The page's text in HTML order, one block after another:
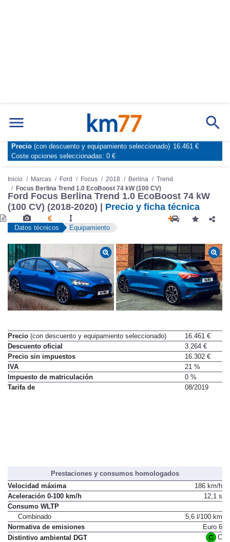
Marcas Comparador de coches
Inicio Marcas Ford Focus 2018 Berlina
Trend
Focus Berlina Trend 1.0 EcoBoost 74 kW (100 CV)
Ford Focus Berlina Trend 1.0 EcoBoost 74 kW
(100 CV) (2018-2020) | Precio y ficha técnica
Datos técnicos Equipamiento
Precio (con descuento y equipamiento seleccionado)
16.461 €
Descuento oficial
3.264 €
Precio sin impuestos
16.302 €
IVA
21 %
Impuesto de matriculación
0 %
Tarifa de
08/2019
Prestaciones y consumos homologados
Velocidad máxima
186 km/h
Aceleración 0-100 km/h
12,1 s
Consumo WLTP
Combinado
5,6 l/100 km
Normativa de emisiones
Euro 6
Distintivo ambiental DGT
C
Precio (con descuento y equipamiento seleccionado) 16.461 €
Coste opciones seleccionadas: 0 €